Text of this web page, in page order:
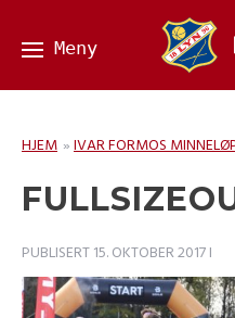
HJEM »IVAR FORMOS
PUBLISERT15. OKTOBER 2017I